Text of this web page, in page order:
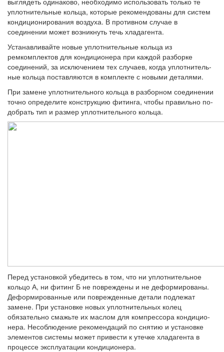
уплотнитель­ные кольца, которые рекомендованы для си­стем
кондиционирования воздуха. В против­ном случае в
соединении может возникнуть течь хладагента.
Устанавливайте новые уплотнительные кольца из
ремкомплектов для кондиционе­ра при каждой разборке
соединений, за ис­ключением тех случаев, когда уплотнитель­
ные кольца поставляются в комплекте с но­выми деталями.
При замене уплотнительного кольца в разборном соединении
точно определите конструкцию фитинга, чтобы правильно по­
добрать тип и размер уплотнительного кольца.
Перед установкой убедитесь в том, что ни уплотнительное
кольцо А, ни фитинг Б не повреждены и не деформированы.
Де­формированные или поврежденные детали подлежат
замене. При установке новых уплотнительных колец
обязательно смажь­те их маслом для компрессора кондицио­
нера. Несоблюдение рекомендаций по сня­тию и установке
элементов системы может привести к утечке хладагента в
процессе эксплуатации кондиционера.